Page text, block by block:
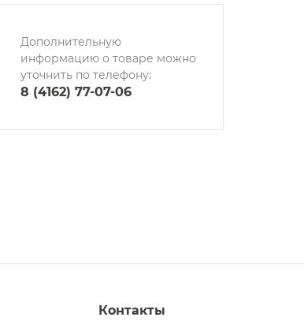
Дополнительную
информацию о товаре можно
уточнить по телефону:
8 (4162) 77-07-06
Контакты